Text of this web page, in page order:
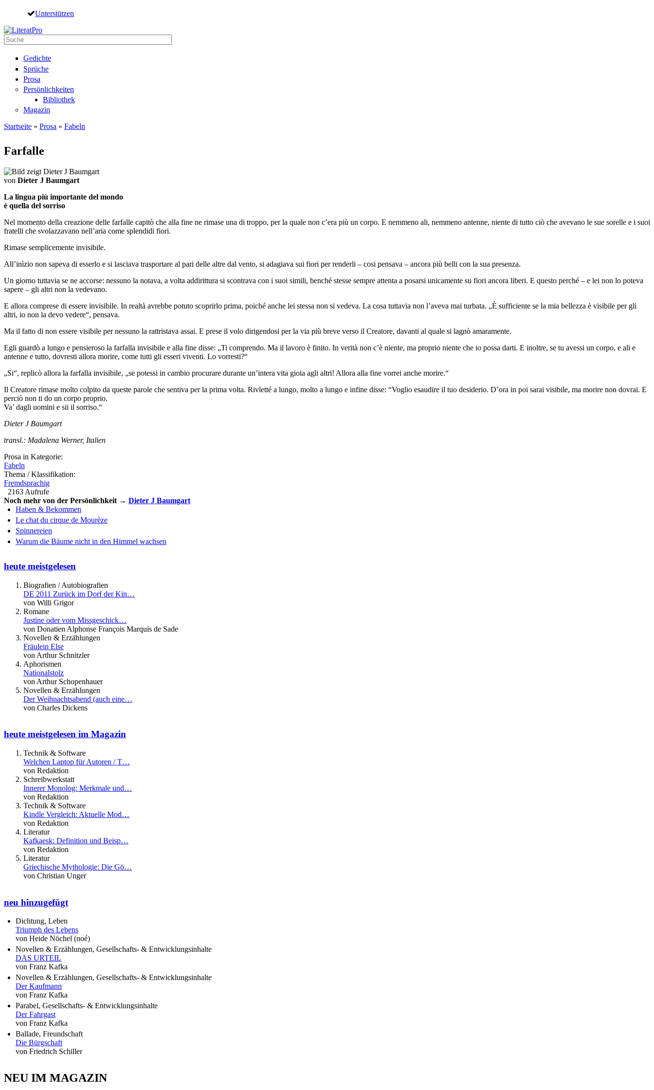
Direkt zum Inhalt
Unterstützen
Suche
Gedichte
Sprüche
Prosa
Persönlichkeiten
Bibliothek
Magazin
Startseite » Prosa » Fabeln
Farfalle
von Dieter J Baumgart
La lingua più importante del mondo
è quella del sorriso
Nel momento della creazione delle farfalle capitò che alla fine ne rimase una di troppo, per la quale non c’era più un corpo. E nemmeno ali, nemmeno antenne, niente di tutto ciò che avevano le sue sorelle e i suoi
fratelli che svolazzavano nell’aria come splendidi fiori.
Rimase semplicemente invisibile.
All’inìzio non sapeva di esserlo e si lasciava trasportare al pari delle altre dal vento, si adagiava sui fiori per renderli – cosi pensava – ancora più belli con la sua presenza.
Un giorno tuttavia se ne accorse: nessuno la notava, a volta addirittura si scontrava con i suoi simili, benché stesse sempre attenta a posarsi unicamente su fiori ancora liberi. E questo perché – e lei non lo poteva
sapere – gli altri non la vedevano.
E allora comprese di essere invisibile. In realtà avrebbe potuto scoprirlo prima, poiché anche lei stessa non si vedeva. La cosa tuttavia non l’aveva mai turbata. „È sufficiente se la mia bellezza è visibile per gli
altri, io non la devo vedere“, pensava.
Ma il fatto di non essere visibile per nessuno la rattristava assai. E prese il volo dirigendosi per la via più breve verso il Creatore, davanti al quale si lagnò amaramente.
Egli guardò a lungo e pensieroso la farfalla invisibile e alla fine disse: „Ti comprendo. Ma il lavoro è finito. In verità non c’è niente, ma proprio niente che io possa darti. E inoltre, se tu avessi un corpo, e ali e
antenne e tutto, dovresti allora morire, come tutti gli esseri viventi. Lo vorresti?“
„Si“, replicò allora la farfalla invisibile, „se potessi in cambio procurare durante un’intera vita gioia agli altri! Allora alla fine vorrei anche morire.“
Il Creatore rimase molto colpito da queste parole che sentiva per la prima volta. Rivletté a lungo, molto a lungo e infine disse: “Voglio esaudire il tuo desiderio. D’ora in poi sarai visibile, ma morire non dovrai. E
perciò non ti do un corpo proprio.
Va’ dagli uomini e sii il sorriso.“
Dieter J Baumgart
transl.: Madalena Werner, Italien
Prosa in Kategorie:
Fabeln
Thema / Klassifikation:
Fremdsprachig
2163 Aufrufe
Noch mehr von der Persönlichkeit → Dieter J Baumgart
Haben & Bekommen
Le chat du cirque de Mourèze
Spinnereien
Warum die Bäume nicht in den Himmel wachsen
heute meistgelesen
Biografien / Autobiografien
DE 2011 Zurück im Dorf der Kin…
von Willi Grigor
Romane
Justine oder vom Missgeschick…
von Donatien Alphonse François Marquis de Sade
Novellen & Erzählungen
Fräulein Else
von Arthur Schnitzler
Aphorismen
Nationalstolz
von Arthur Schopenhauer
Novellen & Erzählungen
Der Weihnachtsabend (auch eine…
von Charles Dickens
heute meistgelesen im Magazin
Technik & Software
Welchen Laptop für Autoren / T…
von Redaktion
Schreibwerkstatt
Innerer Monolog: Merkmale und…
von Redaktion
Technik & Software
Kindle Vergleich: Aktuelle Mod…
von Redaktion
Literatur
Kafkaesk: Definition und Beisp…
von Redaktion
Literatur
Griechische Mythologie: Die Gö…
von Christian Unger
neu hinzugefügt
Dichtung, Leben
Triumph des Lebens
von Heide Nöchel (noé)
Novellen & Erzählungen, Gesellschafts- & Entwicklungsinhalte
DAS URTEIL
von Franz Kafka
Novellen & Erzählungen, Gesellschafts- & Entwicklungsinhalte
Der Kaufmann
von Franz Kafka
Parabel, Gesellschafts- & Entwicklungsinhalte
Der Fahrgast
von Franz Kafka
Ballade, Freundschaft
Die Bürgschaft
von Friedrich Schiller
NEU IM MAGAZIN